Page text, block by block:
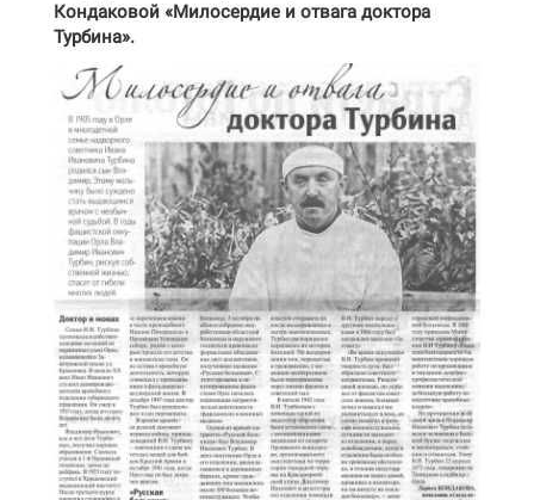
Кондаковой «Милосердие и отвага доктора
Турбина».